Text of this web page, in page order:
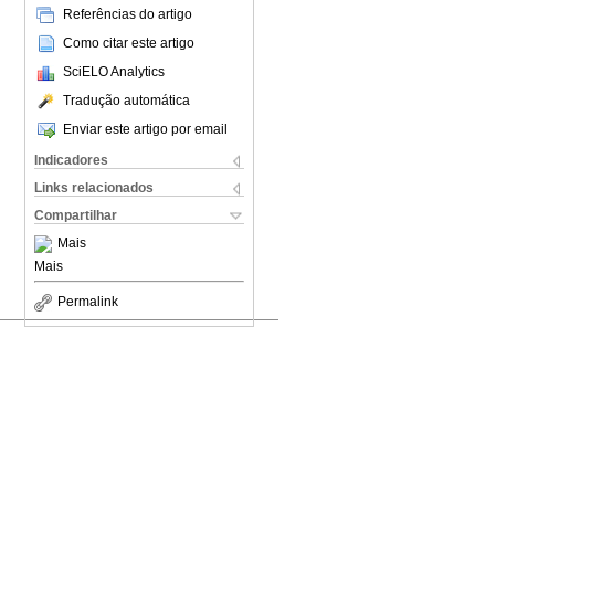
Referências do artigo
Como citar este artigo
SciELO Analytics
Tradução automática
Enviar este artigo por email
Indicadores
Links relacionados
Compartilhar
Mais
Mais
Permalink